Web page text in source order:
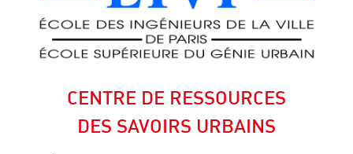
CENTRE DE RESSOURCES
DES SAVOIRS URBAINS